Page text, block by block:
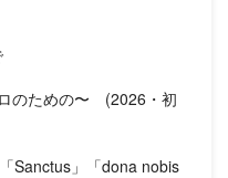
のための〜 (2026・初
」「dona nobis